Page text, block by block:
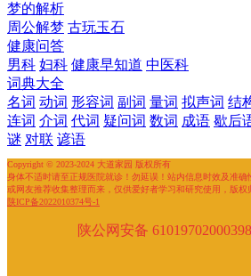
梦的解析
周公解梦 古玩玉石
健康问答
男科 妇科 健康早知道 中医科
词典大全
名词 动词 形容词 副词 量词 拟声词 结
连词 介词 代词 疑问词 数词 成语 歇后
谜 对联 谚语
Copyright © 2023-2024 大道家园 版权所有
身体不适时请至正规医院就诊！勿延误！站内信息时效及准
或网友推荐收集整理而来，仅供爱好者学习和研究使用，版权
陕ICP备2022010374号-1
陕公网安备